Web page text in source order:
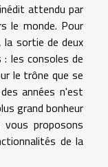
attendu par
le monde. Pour
sortie de deux
les consoles de
le trône que se
années n'est
grand bonheur
proposons
de la